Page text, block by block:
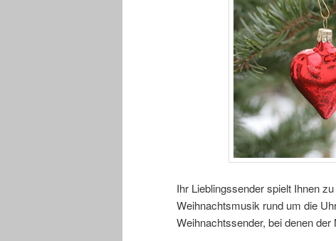
Ihr Lieblingssender spielt Ihnen
Weihnachtsmusik rund um die
Weihnachtssender, bei denen